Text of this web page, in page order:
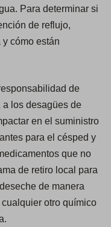
Para determinar si
de reflujo,
cómo están
de
a los desagües de
en el suministro
para el césped y
que no
de retiro local para
de manera
otro químico